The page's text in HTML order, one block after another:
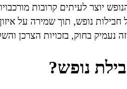
יוצר לעיתים קרובות
נופש, תוך שמירה על איזון
בחוק, בזכויות הצרכן
נופש?